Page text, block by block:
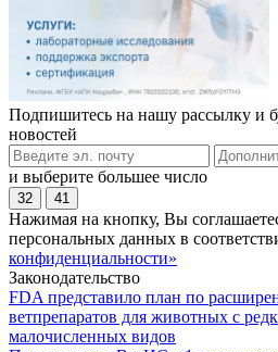
Подпишитесь на нашу рассылку и
новостей
и выберите большее число
32 41
Нажимая на кнопку, Вы
персональных данных в
конфиденциальности»
Законодательство
FDA представило план по
ветпрепаратов для животных с
малочисленных видов